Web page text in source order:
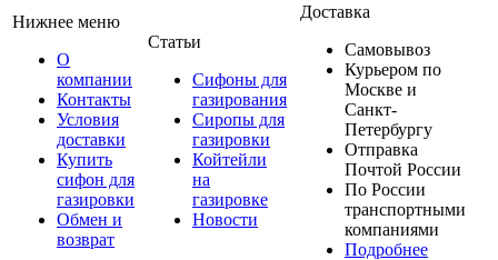
Нижнее меню
О
компании
Контакты
Условия
доставки
Купить
сифон для
газировки
Обмен и
возврат
Статьи
Сифоны для
газирования
Сиропы для
газировки
Койтейли
на
газировке
Новости
Доставка
Самовывоз
Курьером по
Москве и
Санкт-
Петербургу
Отправка
Почтой России
По России
транспортными
компаниями
Подробнее